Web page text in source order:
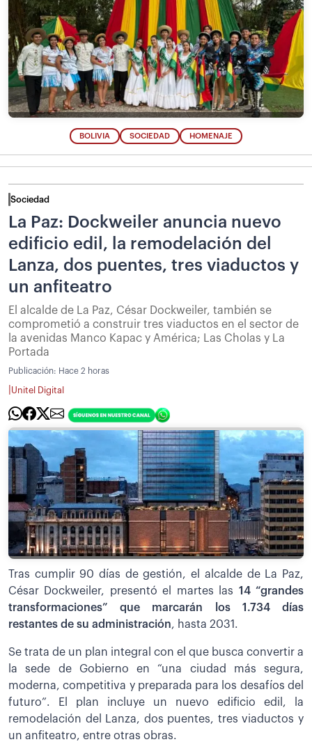
BOLIVIA SOCIEDAD HOMENAJE
Sociedad
La Paz: Dockweiler anuncia nuevo
edificio edil, la remodelación del
Lanza, dos puentes, tres viaductos y
un anfiteatro
El alcalde de La Paz, César Dockweiler, también se
comprometió a construir tres viaductos en el sector de
la avenidas Manco Kapac y América; Las Cholas y La
Portada
Publicación: Hace 2 horas
Unitel Digital
Tras cumplir 90 días de gestión, el alcalde de La Paz,
César Dockweiler, presentó el martes las 14 “grandes
transformaciones” que marcarán los 1.734 días
restantes de su administración, hasta 2031.
Se trata de un plan integral con el que busca convertir a
la sede de Gobierno en “una ciudad más segura,
moderna, competitiva y preparada para los desafíos del
futuro”. El plan incluye un nuevo edificio edil, la
remodelación del Lanza, dos puentes, tres viaductos y
un anfiteatro, entre otras obras.